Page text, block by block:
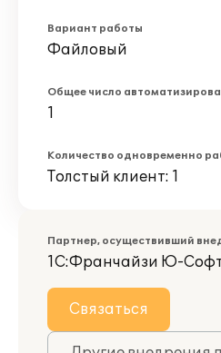
Вариант работы
Файловый
Общее число
1
Количество одновременно
Толстый клиент: 1
Партнер, осуществивший
1С:Франчайзи Ю-
Связаться